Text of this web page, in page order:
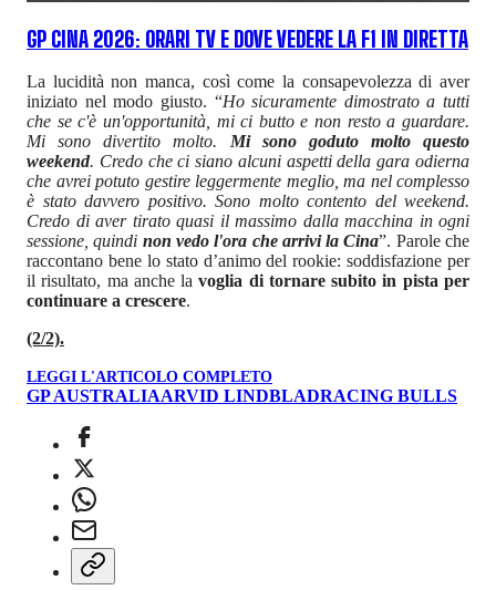
GP CINA 2026: ORARI TV E DOVE VEDERE LA F1 IN DIRETTA
La lucidità non manca, così come la consapevolezza di aver
iniziato nel modo giusto. “Ho sicuramente dimostrato a tutti
che se c'è un'opportunità, mi ci butto e non resto a guardare.
Mi sono divertito molto. Mi sono goduto molto questo
weekend. Credo che ci siano alcuni aspetti della gara odierna
che avrei potuto gestire leggermente meglio, ma nel complesso
è stato davvero positivo. Sono molto contento del weekend.
Credo di aver tirato quasi il massimo dalla macchina in ogni
sessione, quindi non vedo l'ora che arrivi la Cina”. Parole che
raccontano bene lo stato d’animo del rookie: soddisfazione per
il risultato, ma anche lavoglia di tornare subito in pista per
continuare a crescere.
(2/2).
LEGGI L'ARTICOLO COMPLETO
GP AUSTRALIAARVID LINDBLADRACING BULLS